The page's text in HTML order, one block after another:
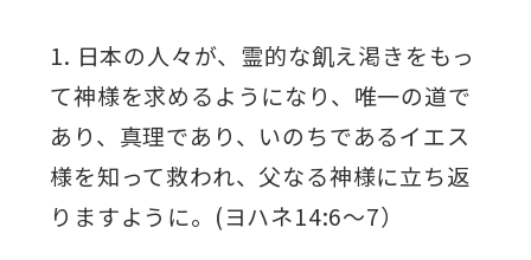
1. 日本の人々が、霊的な飢え渇きをもっ
て神様を求めるようになり、唯一の道で
あり、真理であり、いのちであるイエス
様を知って救われ、父なる神様に立ち返
りますように。(ヨハネ14:6～7）